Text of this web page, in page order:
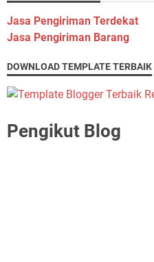
Jasa Pengiriman Terdekat
Jasa Pengiriman Barang
DOWNLOAD TEMPLATE TERBAIK
Pengikut Blog